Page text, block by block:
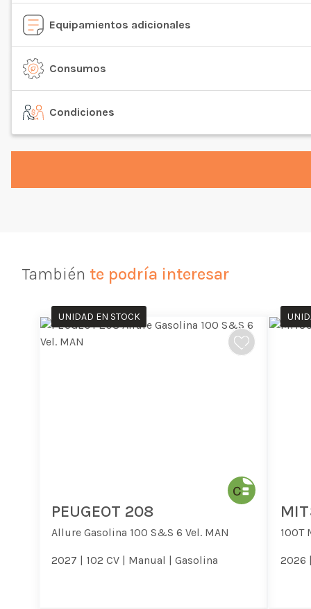
Equipamientos adicionales
Consumos
Condiciones
También te podría interesar
UNIDAD EN STOCK
PEUGEOT 208
Allure Gasolina 100 S&S 6 Vel. MAN
2027 | 102 CV | Manual | Gasolina
100T
2026